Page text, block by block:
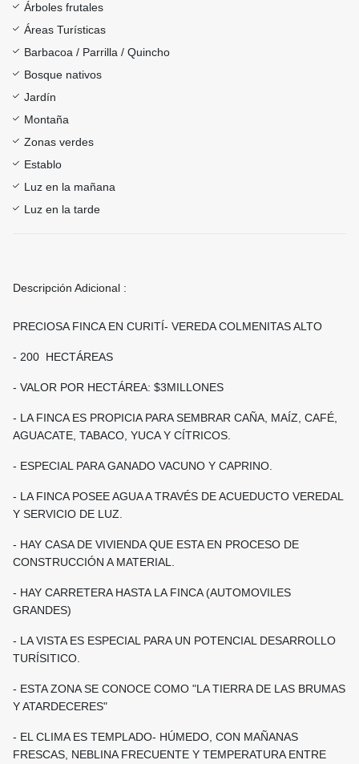
Árboles frutales
Áreas Turísticas
Barbacoa / Parrilla / Quincho
Bosque nativos
Jardín
Montaña
Zonas verdes
Establo
Luz en la mañana
Luz en la tarde
Descripción Adicional :
PRECIOSA FINCA EN CURITÍ- VEREDA COLMENITAS ALTO
- 200 HECTÁREAS
- VALOR POR HECTÁREA: $3MILLONES
- LA FINCA ES PROPICIA PARA SEMBRAR CAÑA, MAÍZ, CAFÉ,
AGUACATE, TABACO, YUCA Y CÍTRICOS.
- ESPECIAL PARA GANADO VACUNO Y CAPRINO.
- LA FINCA POSEE AGUA A TRAVÉS DE ACUEDUCTO VEREDAL
Y SERVICIO DE LUZ.
- HAY CASA DE VIVIENDA QUE ESTA EN PROCESO DE
CONSTRUCCIÓN A MATERIAL.
- HAY CARRETERA HASTA LA FINCA (AUTOMOVILES
GRANDES)
- LA VISTA ES ESPECIAL PARA UN POTENCIAL DESARROLLO
TURÍSITICO.
- ESTA ZONA SE CONOCE COMO "LA TIERRA DE LAS BRUMAS
Y ATARDECERES"
- EL CLIMA ES TEMPLADO- HÚMEDO, CON MAÑANAS
FRESCAS, NEBLINA FRECUENTE Y TEMPERATURA ENTRE